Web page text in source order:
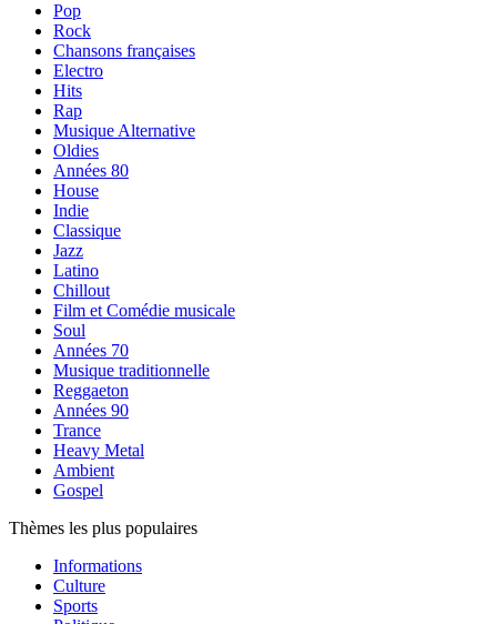
Pop
Rock
Chansons françaises
Electro
Hits
Rap
Musique Alternative
Oldies
Années 80
House
Indie
Classique
Jazz
Latino
Chillout
Film et Comédie musicale
Soul
Années 70
Musique traditionnelle
Reggaeton
Années 90
Trance
Heavy Metal
Ambient
Gospel
Thèmes les plus populaires
Informations
Culture
Sports